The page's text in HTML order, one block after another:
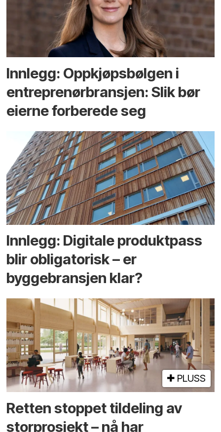
Innlegg: Oppkjøps­bølgen i
entreprenør­bransjen: Slik bør
eierne forberede seg
Innlegg: Digitale produktpass
blir obligatorisk – er
byggebransjen klar?
PLUSS
Retten stoppet tildeling av
storprosjekt – nå har